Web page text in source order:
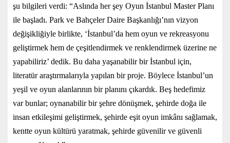
şu bilgileri verdi: “Aslında her şey Oyun İstanbul Master Planı
ile başladı. Park ve Bahçeler Daire Başkanlığı’nın vizyon
değişikliğiyle birlikte, ‘İstanbul’da hem oyun ve rekreasyonu
geliştirmek hem de çeşitlendirmek ve renklendirmek üzerine ne
yapabiliriz’ dedik. Bu daha yaşanabilir bir İstanbul için,
literatür araştırmalarıyla yapılan bir proje. Böylece İstanbul’un
yeşil ve oyun alanlarının bir planını çıkardık. Beş hedefimiz
var bunlar; oynanabilir bir şehre dönüşmek, şehirde doğa ile
insan etkileşimi geliştirmek, şehirde eşit oyun imkânı sağlamak,
kentte oyun kültürü yaratmak, şehirde güvenilir ve güvenli